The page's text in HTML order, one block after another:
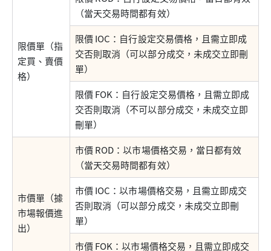
限價單（指
定買、賣價
格）
（當天交易時間都有效）
限價 IOC：自行設定交易價格，且需立即成
交否則取消（可以部分成交，未成交立即刪
單）
限價 FOK：自行設定交易價格，且需立即成
交否則取消（不可以部分成交，未成交立即
刪單）
市價單（據
市場報價進
出）
市價 ROD：以市場價格交易，當日都有效
（當天交易時間都有效）
市價 IOC：以市場價格交易，且需立即成交
否則取消（可以部分成交，未成交立即刪
單）
市價 FOK：以市場價格交易，且需立即成交